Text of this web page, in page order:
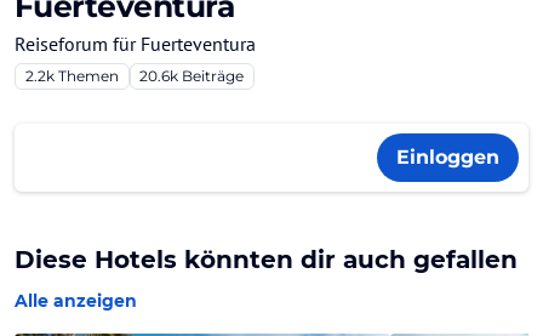
Reiseforum für Fuerteventura
2.2k Themen 20.6k Beiträge
Einloggen